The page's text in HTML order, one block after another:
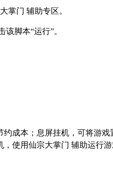
掌门 辅助专区。
该脚本“运行”。
成本；息屏挂机，可将游
使用仙宗大掌门 辅助运行